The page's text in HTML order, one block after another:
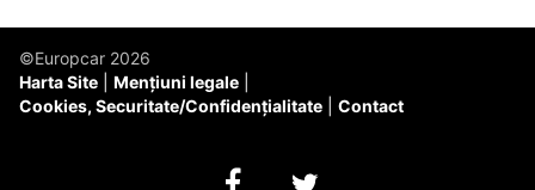
©Europcar 2026
Harta Site
Mențiuni legale
Cookies, Securitate/Confidențialitate
Contact